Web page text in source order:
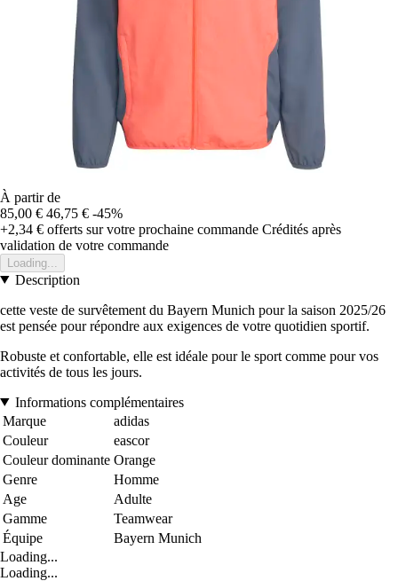
À partir de
85,00 € 46,75 € -45%
+2,34 € offerts sur votre prochaine commande Crédités après
validation de votre commande
Loading...
Description
cette veste de survêtement du Bayern Munich pour la saison 2025/26
est pensée pour répondre aux exigences de votre quotidien sportif.
Robuste et confortable, elle est idéale pour le sport comme pour vos
activités de tous les jours.
Informations complémentaires
Marque
adidas
Couleur
eascor
Couleur dominante Orange
Genre
Homme
Age
Adulte
Gamme
Teamwear
Équipe
Bayern Munich
Loading...
Loading...